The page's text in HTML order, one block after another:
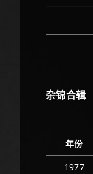
杂锦合辑
年份
1977